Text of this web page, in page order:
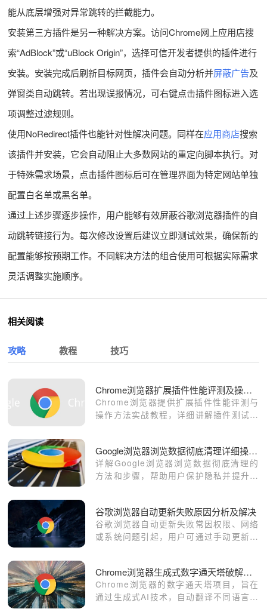
能从底层增强对异常跳转的拦截能力。
安装第三方插件是另一种解决方案。访问Chrome网上应用店搜
索“AdBlock”或“uBlock Origin”，选择可信开发者提供的插件进行
安装。安装完成后刷新目标网页，插件会自动分析并屏蔽广告及
弹窗类自动跳转。若出现误报情况，可右键点击插件图标进入选
项调整过滤规则。
使用NoRedirect插件也能针对性解决问题。同样在应用商店搜索
该插件并安装，它会自动阻止大多数网站的重定向脚本执行。对
于特殊需求场景，点击插件图标后可在管理界面为特定网站单独
配置白名单或黑名单。
通过上述步骤逐步操作，用户能够有效屏蔽谷歌浏览器插件的自
动跳转链接行为。每次修改设置后建议立即测试效果，确保新的
配置能够按预期工作。不同解决方法的组合使用可根据实际需求
灵活调整实施顺序。
相关阅读
攻略 教程 技巧
Chrome浏览器扩展插件性能评测及操作方法实战
Chrome浏览器提供扩展插件性能评测与
操作方法实战教程，详细讲解插件测试与
Google浏览器浏览数据彻底清理详细操作指南
详解Google浏览器浏览数据彻底清理的
方法和步骤，帮助用户保护隐私并提升浏
谷歌浏览器自动更新失败原因分析及解决
谷歌浏览器自动更新失败常因权限、网络
或系统问题引起，用户可通过手动更新或
Chrome浏览器生成式数字通天塔破解语言障碍
Chrome浏览器的数字通天塔项目，旨在
通过生成式AI技术，自动翻译不同语言，